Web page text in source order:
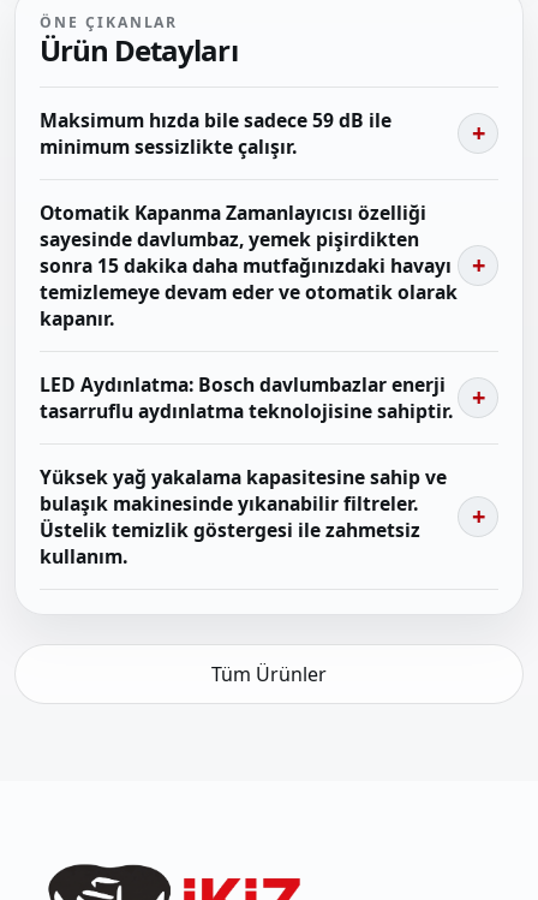
ÖNE ÇIKANLAR
Ürün Detayları
Maksimum hızda bile sadece 59 dB ile
minimum sessizlikte çalışır.
Otomatik Kapanma Zamanlayıcısı özelliği
sayesinde davlumbaz, yemek pişirdikten
sonra 15 dakika daha mutfağınızdaki havayı
temizlemeye devam eder ve otomatik olarak
kapanır.
LED Aydınlatma: Bosch davlumbazlar enerji
tasarruflu aydınlatma teknolojisine sahiptir.
Yüksek yağ yakalama kapasitesine sahip ve
bulaşık makinesinde yıkanabilir filtreler.
Üstelik temizlik göstergesi ile zahmetsiz
kullanım.
Tüm Ürünler